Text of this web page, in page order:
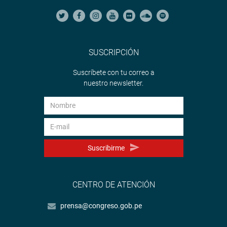
cuenta esa opinión, porque “no se trata de aprobar esta
Sobre el proceso de selección de los candidatos aptos
Vásquez Chuquilín dijo confiar en que esta sea lo más
objetiva y transparente posible.
“Yo espero que la comisión especial (que lleva adelante el
proceso) dé signos de que quiere hacer esa elección más
transparente y objetiva posible. Estamos con los tiempos
podamos llegar al 28 de julio con una elección adecuada
SUSCRIPCIÓN
Suscríbete con tu correo a
nuestro newsletter.
Suscribirme
CENTRO DE ATENCIÓN
prensa@congreso.gob.pe